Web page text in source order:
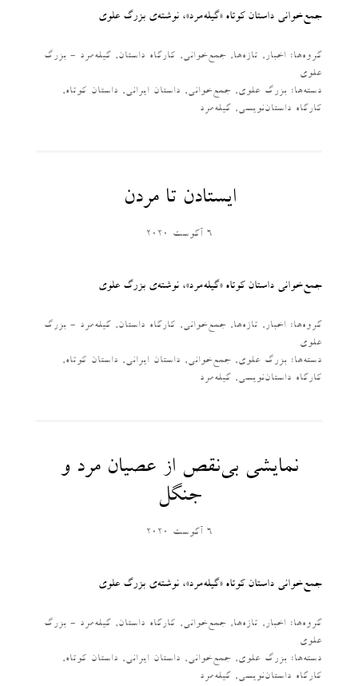
جمع‌خوانی داستان کوتاه «گیله‌مرد»، نوشته‌ی بزرگ علوی
گروه‌ها: اخبار, تازه‌ها, جمع‌خوانی, کارگاه داستان, گیله‌مرد - بزرگ
علوی
دسته‌‌ها: بزرگ علوی, جمع‌خوانی, داستان ایرانی, داستان کوتاه,
کارگاه داستان‌نویسی, گیله‌مرد
ایستادن تا مردن
6 آگوست 2020
جمع‌خوانی داستان کوتاه «گیله‌مرد»، نوشته‌ی بزرگ علوی
گروه‌ها: اخبار, تازه‌ها, جمع‌خوانی, کارگاه داستان, گیله‌مرد - بزرگ
علوی
دسته‌‌ها: بزرگ علوی, جمع‌خوانی, داستان ایرانی, داستان کوتاه,
کارگاه داستان‌نویسی, گیله‌مرد
نمایشی بی‌نقص از عصیان مرد و
جنگل
6 آگوست 2020
جمع‌خوانی داستان کوتاه «گیله‌مرد»، نوشته‌ی بزرگ علوی
گروه‌ها: اخبار, تازه‌ها, جمع‌خوانی, کارگاه داستان, گیله‌مرد - بزرگ
علوی
دسته‌‌ها: بزرگ علوی, جمع‌خوانی, داستان ایرانی, داستان کوتاه,
کارگاه داستان‌نویسی, گیله‌مرد